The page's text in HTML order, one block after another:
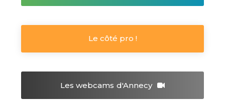
Le côté pro !
Les webcams d'Annecy